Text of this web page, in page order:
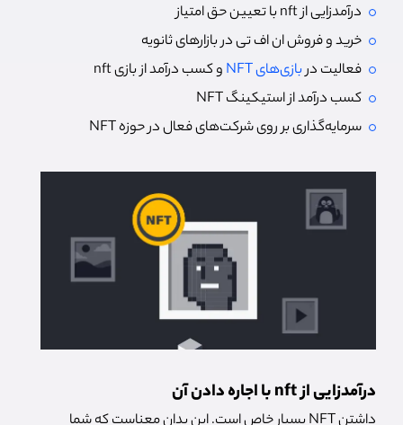
درآمدزایی از nft با تعیین حق امتیاز
خرید و فروش ان اف تی در بازارهای ثانویه
فعالیت دربازی‌های NFT
و کسب درآمد از بازی nft
کسب درآمد از استیکینگ NFT
سرمایه‌گذاری بر روی شرکت‌های فعال در حوزه NFT
درآمدزایی از nft با اجاره دادن آن